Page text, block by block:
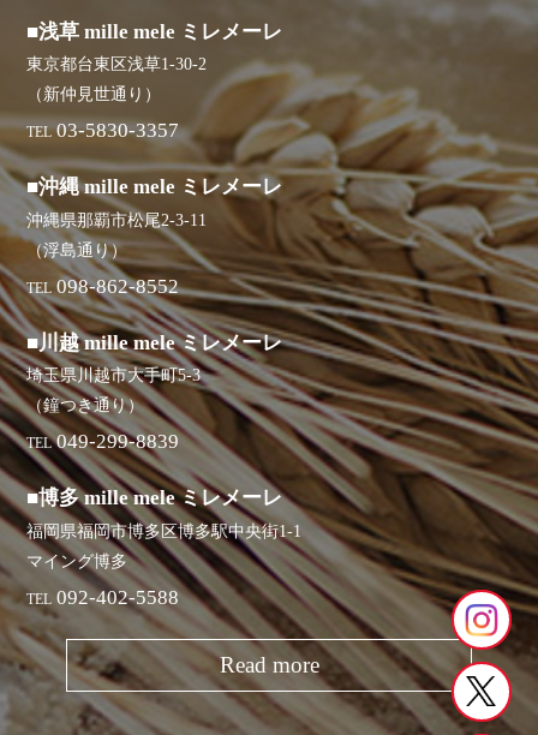
■浅草 mille mele ミレメーレ
東京都台東区浅草1-30-2
（新仲見世通り）
TEL 03-5830-3357
■沖縄 mille mele ミレメーレ
沖縄県那覇市松尾2-3-11
（浮島通り）
TEL 098-862-8552
■川越 mille mele ミレメーレ
埼玉県川越市大手町5-3
（鐘つき通り）
TEL 049-299-8839
■博多 mille mele ミレメーレ
福岡県福岡市博多区博多駅中央街1-1
マイング博多
TEL 092-402-5588
Read more